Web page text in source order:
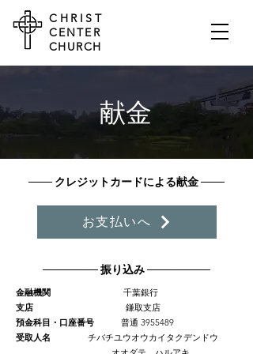
CHRIST
CENTER
CHURCH
献金
─── クレジットカードによる献金───
お支払いへ
─────── 振り込み ────────
金融機関
千葉銀行
支店
鎌取支店
預金科目・口座番号 普通 3955489
受取人名 チバチユウオウカイタクデンドウ